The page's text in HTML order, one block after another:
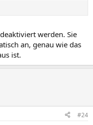
werden. Sie
an, genau wie das
ist.
#24